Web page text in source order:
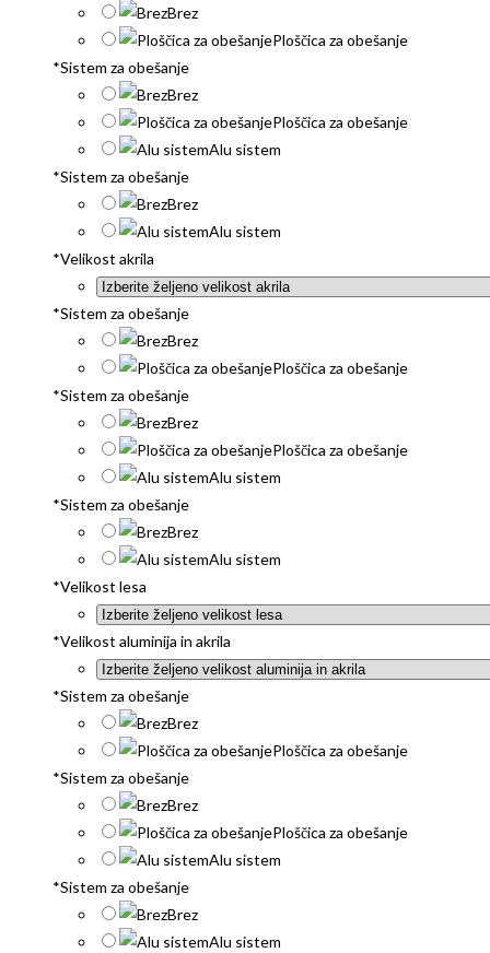
Brez
Ploščica za obešanje
*Sistem za obešanje
Brez
Ploščica za obešanje
Alu sistem
*Sistem za obešanje
Brez
Alu sistem
*Velikost akrila
*Sistem za obešanje
Brez
Ploščica za obešanje
*Sistem za obešanje
Brez
Ploščica za obešanje
Alu sistem
*Sistem za obešanje
Brez
Alu sistem
*Velikost lesa
*Velikost aluminija in akrila
*Sistem za obešanje
Brez
Ploščica za obešanje
*Sistem za obešanje
Brez
Ploščica za obešanje
Alu sistem
*Sistem za obešanje
Brez
Alu sistem